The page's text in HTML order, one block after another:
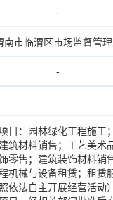
-
南市临渭区市场监督管
-
目：园林绿化工程施工
筑材料销售；工艺美术
零售；建筑装饰材料销
机械与设备租赁；租赁
依法自主开展经营活动